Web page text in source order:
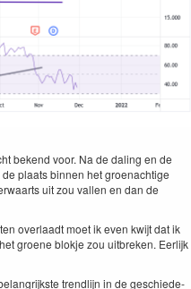
bek­end voor. Na de dal­ing en de
plaats bin­nen het groe­nachtige
uit zou vallen en dan de
over­laadt moet ik even kwi­jt dat ik
groene blok­je zou uit­breken. Eerlijk
trendli­jn in de geschiede­